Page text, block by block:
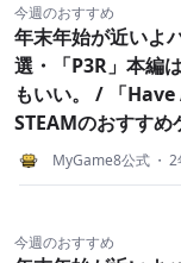
今週のおすすめ
年末年始が近いよ
選・「P3R」本編
もいい。 / 「
STEAMのおすすめ
MyGame8公式 ・ 2
今週のおすすめ